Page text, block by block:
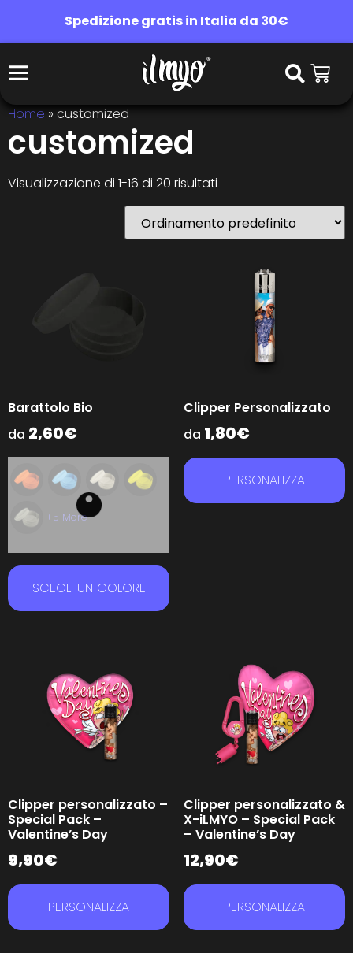
Spedizione gratis in Italia da 30€
Home »customized
customized
Visualizzazione di 1-16 di 20 risultati
Barattolo Bio
da 2,60€
+5 More
SCEGLI UN COLORE
Clipper Personalizzato
da 1,80€
PERSONALIZZA
Clipper personalizzato –
Special Pack –
Valentine’s Day
9,90€
PERSONALIZZA
Clipper personalizzato &
X-iLMYO – Special Pack
– Valentine’s Day
12,90€
PERSONALIZZA